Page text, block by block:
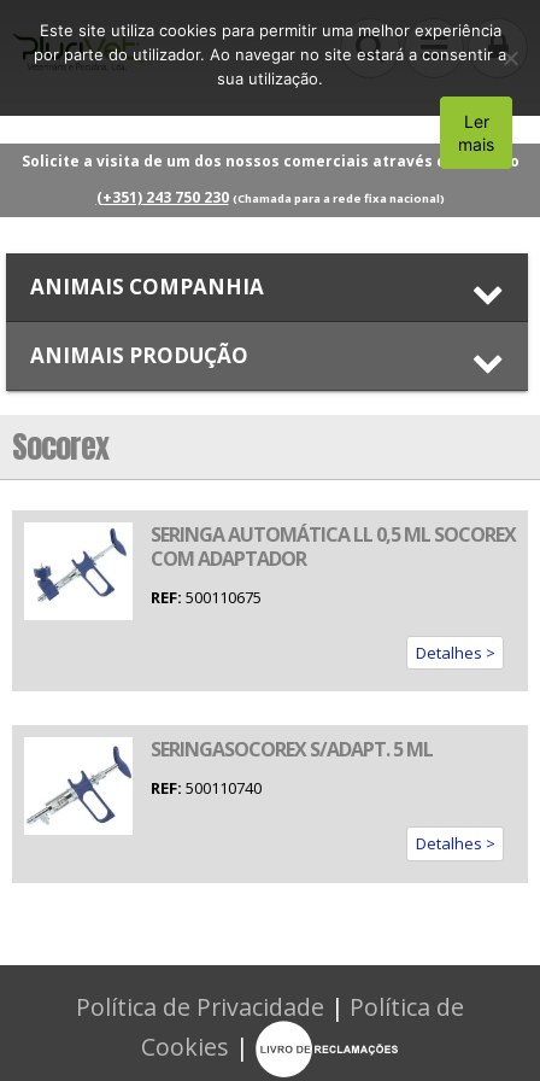
Solicite a visita de um dos nossos comerciais através do número
(+351) 243 750 230 (Chamada para a rede fixa nacional)
ANIMAIS COMPANHIA
ANIMAIS PRODUÇÃO
Socorex
SERINGA AUTOMÁTICA LL 0,5 ML SOCOREX
COM ADAPTADOR
REF: 500110675
Detalhes >
SERINGASOCOREX S/ADAPT. 5 ML
REF: 500110740
Detalhes >
Política de Privacidade | Política de
Cookies |
Este site utiliza cookies para permitir uma melhor experiência
por parte do utilizador. Ao navegar no site estará a consentir a
sua utilização.
Aceito
Ler
mais